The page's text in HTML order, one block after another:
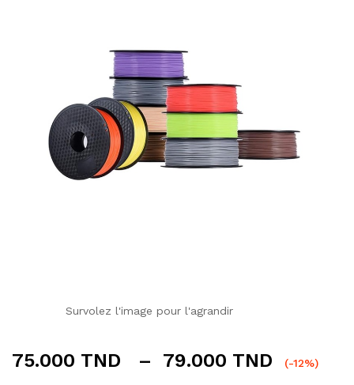
Survolez l'image pour l'agrandir
75.000 TND – 79.000 TND
Plage
(-12%)